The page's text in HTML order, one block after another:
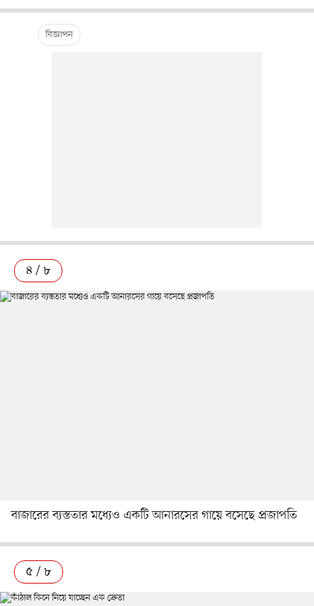
৪ / ৮
বাজারের ব্যস্ততার মধ্যেও একটি আনারসের গায়ে বসেছে প্রজাপতি
৫ / ৮